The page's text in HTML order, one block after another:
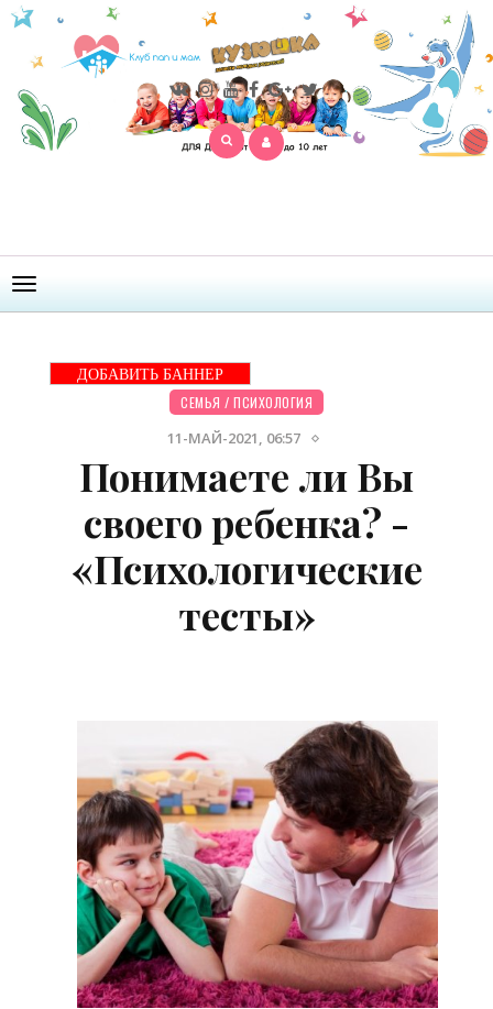
Открыть
меню
ДОБАВИТЬ БАННЕР
СЕМЬЯ / ПСИХОЛОГИЯ
11-МАЙ-2021, 06:57
Понимаете ли Вы
своего ребенка? -
«Психологические
тесты»